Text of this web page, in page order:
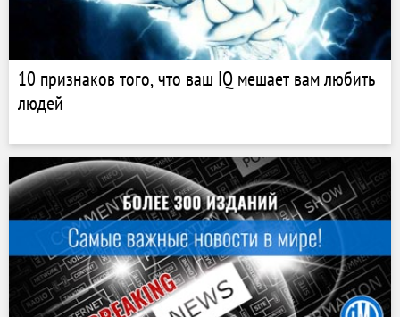
10 признаков того, что ваш IQ мешает вам любить
людей